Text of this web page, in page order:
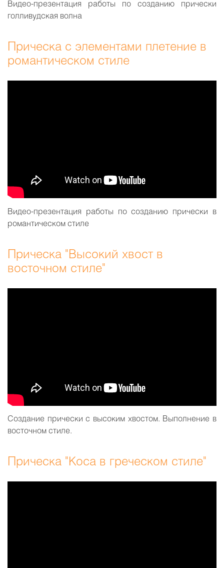
Видео-презентация работы по созданию прически
голливудская волна
Прическа с элементами плетение в
романтическом стиле
Видео-презентация работы по созданию прически в
романтическом стиле
Прическа "Высокий хвост в
восточном стиле"
Создание прически с высоким хвостом. Выполнение в
восточном стиле.
Прическа "Коса в греческом стиле"